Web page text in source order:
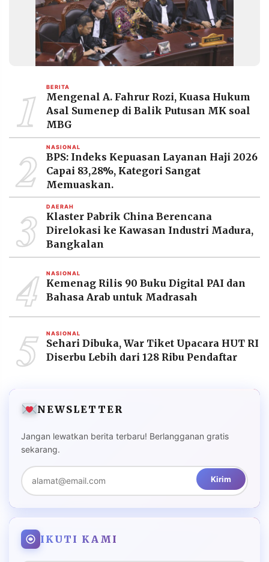
1 BERITA
Mengenal A. Fahrur Rozi, Kuasa Hukum
Asal Sumenep di Balik Putusan MK soal
MBG
2 NASIONAL
BPS: Indeks Kepuasan Layanan Haji 2026
Capai 83,28%, Kategori Sangat
Memuaskan.
3 DAERAH
Klaster Pabrik China Berencana
Direlokasi ke Kawasan Industri Madura,
Bangkalan
4 NASIONAL
Kemenag Rilis 90 Buku Digital PAI dan
Bahasa Arab untuk Madrasah
5 NASIONAL
Sehari Dibuka, War Tiket Upacara HUT RI
Diserbu Lebih dari 128 Ribu Pendaftar
NEWSLETTER
Jangan lewatkan berita terbaru! Berlangganan gratis
sekarang.
Kirim
IKUTI KAMI